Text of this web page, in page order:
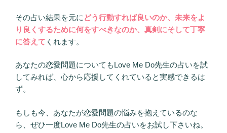
その占い結果を元に どう行動すれば良いのか、未来をよ
り良くするために何をすべきなのか、真剣にそして丁寧
に答えて くれます。
あなたの恋愛問題についてもLove Me Do先生の占いを試
してみれば、心から応援してくれていると実感できるは
ず。
もしも今、あなたが恋愛問題の悩みを抱えているのな
ら、ぜひ一度Love Me Do先生の占いをお試し下さいね。